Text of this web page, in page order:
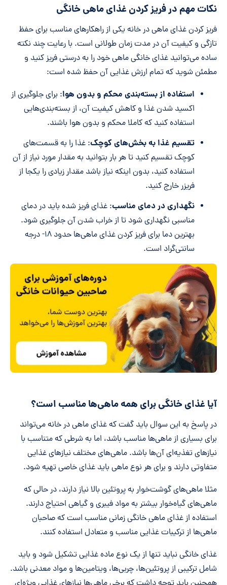
نکات مهم در فریز کردن غذای ماهی خانگی
فریز کردن غذای ماهی در خانه یکی از راهکارهای مناسب برای حفظ
تازگی و کیفیت آن در مدت زمان طولانی است. با رعایت چند نکته
ساده می‌توانید غذای خانگی ماهی خود را به درستی فریز کنید و
مطمئن شوید که تمام ارزش غذایی آن حفظ شده است:
استفاده از بسته‌بندی محکم و بدون هوا: برای جلوگیری از
اکسید شدن غذا و کاهش کیفیت آن، از بسته‌بندی‌هایی
استفاده کنید که کاملا محکم و بدون هوا باشند.
تقسیم غذا به بخش‌های کوچک: غذا را به قسمت‌های
کوچک تقسیم کنید تا هر بار بتوانید به مقدار مورد نیاز از آن
استفاده کنید، بدون اینکه نیاز باشد مقدار زیادی را یکجا از
فریزر خارج کنید.
نگهداری در دمای مناسب: غذای فریز شده باید در دمای
مناسبی نگهداری شود تا از خراب شدن آن جلوگیری شود.
بهترین دما برای فریز کردن غذای ماهی‌ها حدود ۱۸- درجه
سانتی‌گراد است.
آیا غذای خانگی برای همه ماهی‌ها مناسب است؟
در پاسخ به این سوال باید گفت که غذای ماهی در خانه می‌تواند
برای بسیاری از ماهی‌ها مناسب باشد، اما به شرطی که متناسب با
نیازهای تغذیه‌ای آن‌ها باشد. ماهی‌های مختلف نیازهای غذایی
متفاوتی دارند و برای هر نوع ماهی باید غذای خاصی تهیه شود.
مثلا ماهی‌های گوشت‌خوار به پروتئین بالا نیاز دارند، در حالی که
ماهی‌های گیاه‌خوار بیشتر به مواد فیبری و گیاهی احتیاج دارند.
استفاده از غذای ماهی خانگی زمانی مناسب است که صاحبان
ماهی‌ها از ترکیبات غذایی مناسب و متعادل استفاده کنند.
غذای خانگی نباید تنها از یک نوع ماده غذایی تشکیل شود و باید
شامل ترکیبی از پروتئین‌ها، چربی‌ها، ویتامین‌ها و مواد معدنی باشد.